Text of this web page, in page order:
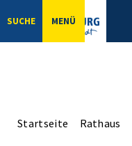
SUCHE MENÜ
Startseite Rathaus